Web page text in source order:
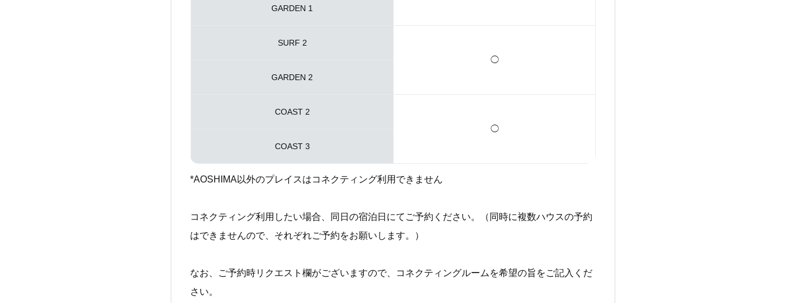
GARDEN 1
SURF 2
◯
GARDEN 2
COAST 2
◯
COAST 3
*AOSHIMA以外のプレイスはコネクティング利用できません
コネクティング利用したい場合、同日の宿泊日にてご予約ください。（同時に複数ハウスの予約
はできませんので、それぞれご予約をお願いします。）
なお、ご予約時リクエスト欄がございますので、コネクティングルームを希望の旨をご記入くだ
さい。